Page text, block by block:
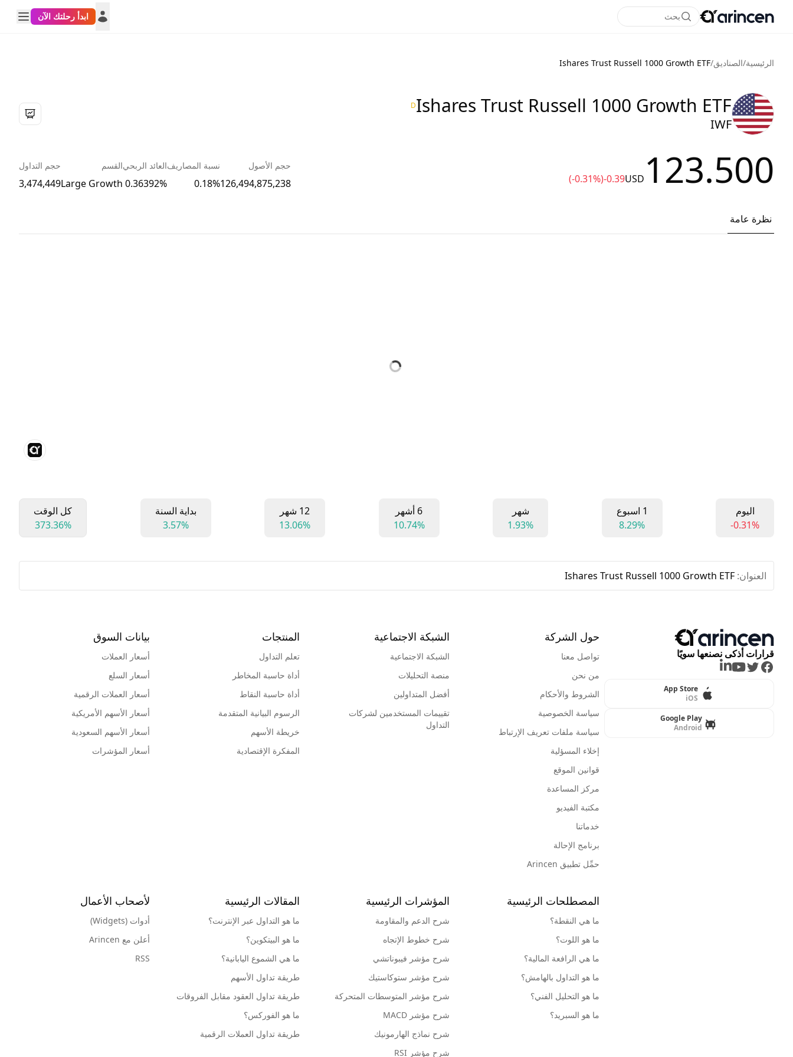
بحث ابدأ رحلتك الآن
الرئيسية/الصناديق/
Ishares Trust Russell 1000 Growth ETF
Ishares Trust Russell 1000 Growth ETF
D
IWF
123.500
USD
-0.39
(-0.31%)
حجم الأصول
126,494,875,238
نسبة المصاريف
0.18%
العائد الربحي
0.36392%
القسم
Large Growth
حجم التداول
3,474,449
نظرة عامة
اليوم
-0.31%
1 اسبوع
8.29%
شهر
1.93%
6 أشهر
10.74%
12 شهر
13.06%
بداية السنة
3.57%
كل الوقت
373.36%
العنوان: Ishares Trust Russell 1000 Growth ETF
قرارات أذكى نصنعها سويًا
Facebook
Twitter
Youtube
LinkedIn
App Store
iOS
Google Play
Android
حول الشركة
تواصل معنا
من نحن
الشروط والأحكام
سياسة الخصوصية
سياسة ملفات تعريف الإرتباط
إخلاء المسؤلية
قوانين الموقع
مركز المساعدة
مكتبة الفيديو
خدماتنا
برنامج الإحالة
حمِّل تطبيق Arincen
الشبكة الاجتماعية
الشبكة الاجتماعية
منصة التحليلات
أفضل المتداولين
تقييمات المستخدمين لشركات
التداول
المنتجات
تعلم التداول
أداة حاسبة المخاطر
أداة حاسبة النقاط
الرسوم البيانية المتقدمة
خريطة الأسهم
المفكرة الإقتصادية
بيانات السوق
أسعار العملات
أسعار السلع
أسعار العملات الرقمية
أسعار الأسهم الأمريكية
أسعار الأسهم السعودية
أسعار المؤشرات
المصطلحات الرئيسية
ما هي النقطة؟
ما هو اللوت؟
ما هي الرافعة المالية؟
ما هو التداول بالهامش؟
ما هو التحليل الفني؟
ما هو السبريد؟
المؤشرات الرئيسية
شرح الدعم والمقاومة
شرح خطوط الإتجاه
شرح مؤشر فيبوناتشي
شرح مؤشر ستوكاستيك
شرح مؤشر المتوسطات المتحركة
شرح مؤشر MACD
شرح نماذج الهارمونيك
شرح مؤشر RSI
المقالات الرئيسية
ما هو التداول عبر الإنترنت؟
ما هو البيتكوين؟
ما هي الشموع اليابانية؟
طريقة تداول الأسهم
طريقة تداول العقود مقابل الفروقات
ما هو الفوركس؟
طريقة تداول العملات الرقمية
لأصحاب الأعمال
أدوات (Widgets)
أعلن مع Arincen
RSS